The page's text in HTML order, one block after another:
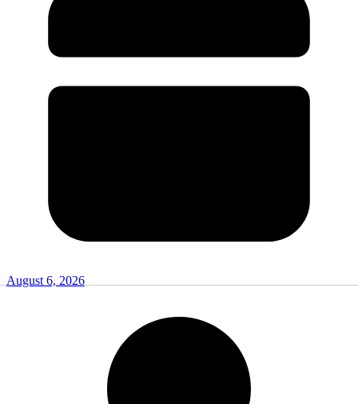
August 6, 2026